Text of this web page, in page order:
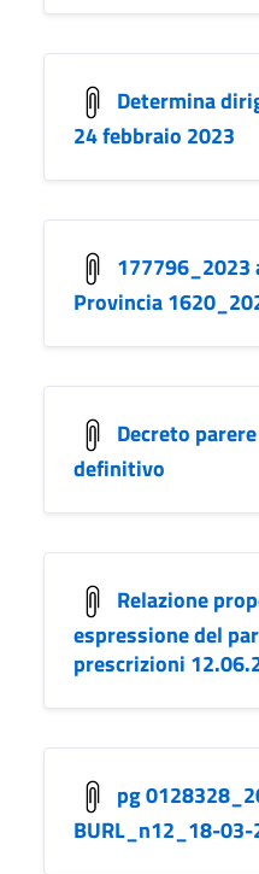
Determina
24 febbraio 2023
177796_2023
Provincia
Decreto
definitivo
Relazione
espressione del
prescrizioni
pg
BURL_n12_18-